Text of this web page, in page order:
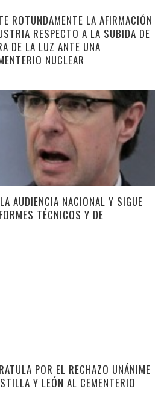
ROTUNDAMENTE LA AFIRMACIÓN
RESPECTO A LA SUBIDA DE
DE LA LUZ ANTE UNA
NUCLEAR
AUDIENCIA NACIONAL Y SIGUE
TÉCNICOS Y DE
POR EL RECHAZO UNÁNIME
Y LEÓN AL CEMENTERIO